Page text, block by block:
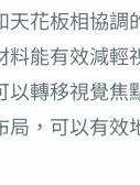
花板相協調
能有效減
轉移視覺焦
，可以有